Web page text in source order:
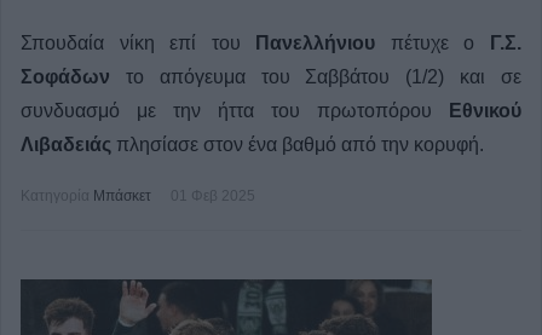
Σπουδαία νίκη επί του Πανελλήνιου πέτυχε ο
Γ.Σ.
Σοφάδων το απόγευμα του Σαββάτου (1/2) και σε
συνδυασμό με την ήττα του πρωτοπόρου
Εθνικού
Λιβαδειάς πλησίασε στον ένα βαθμό από την κορυφή.
Κατηγορία Μπάσκετ 01 Φεβ 2025